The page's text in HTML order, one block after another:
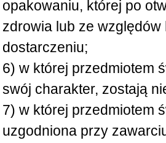
opakowaniu, której po
zdrowia lub ze względów
dostarczeniu;
6) w której przedmiotem
swój charakter, zostają
7) w której przedmiotem
uzgodniona przy